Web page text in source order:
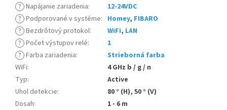
? Napájanie zariadenia:
12-24VDC
? Podporované v systéme: Homey, FIBARO
? Bezdrôtový protokol: WiFi, LAN
? Počet výstupov relé:
1
? Farba zariadenia:
Strieborná farba
WiFi:
4 GHz b / g / n
Typ:
Active
Uhol detekcie:
80 ° (H), 50 ° (V)
Dosah:
1 - 6 m